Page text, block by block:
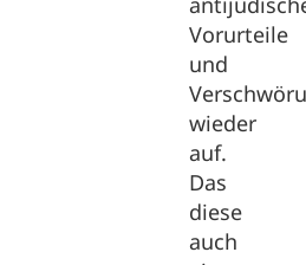
Vorurteile
und
wieder
auf.
Das
diese
auch